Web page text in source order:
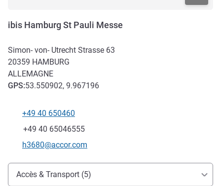
ibis Hamburg St Pauli Messe
Simon- von- Utrecht Strasse 63
20359 HAMBURG
ALLEMAGNE
GPS:53.550902, 9.967196
Téléphone
+49 40 650460
Fax
+49 40 65046555
Email de contact
h3680@accor.com
Accès et transports
Accès & Transport (5)